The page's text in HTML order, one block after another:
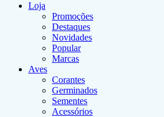
Loja
Promoções
Destaques
Novidades
Popular
Marcas
Aves
Corantes
Germinados
Sementes
Acessórios